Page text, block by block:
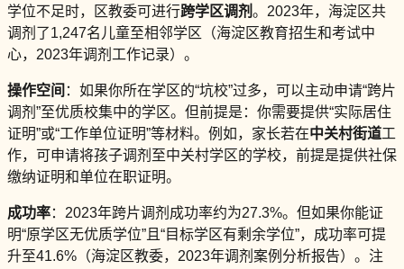
学位不足时，区教委可进行跨学区调剂。2023年，海淀区共
调剂了1,247名儿童至相邻学区（海淀区教育招生和考试中
心，2023年调剂工作记录）。
操作空间 ：如果你所在学区的“坑校”过多，可以主动申请“跨片
调剂”至优质校集中的学区。但前提是：你需要提供“实际居住
证明”或“工作单位证明”等材料。例如，家长若在中关村街道工
作，可申请将孩子调剂至中关村学区的学校，前提是提供社保
缴纳证明和单位在职证明。
成功率：2023年跨片调剂成功率约为27.3%。但如果你能证
明“原学区无优质学位”且“目标学区有剩余学位”，成功率可提
升至41.6%（海淀区教委，2023年调剂案例分析报告）。注